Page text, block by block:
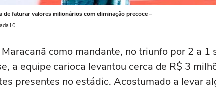
de faturar valores milionários com eliminação precoce –
como mandante, no triunfo por 2 a 1
a equipe carioca levantou cerca de R$ 3
presentes no estádio. Acostumado a levar